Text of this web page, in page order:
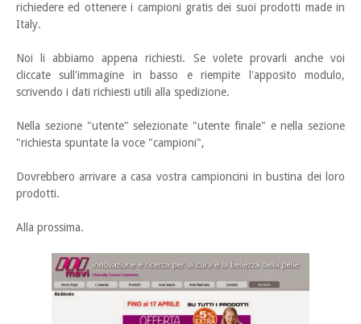
richiedere ed ottenere i campioni gratis dei suoi prodotti made in
Italy.
Noi li abbiamo appena richiesti. Se volete provarli anche voi
cliccate sull'immagine in basso e riempite l'apposito modulo,
scrivendo i dati richiesti utili alla spedizione.
Nella sezione "utente" selezionate "utente finale" e nella sezione
"richiesta spuntate la voce "campioni",
Dovrebbero arrivare a casa vostra campioncini in bustina dei loro
prodotti.
Alla prossima.